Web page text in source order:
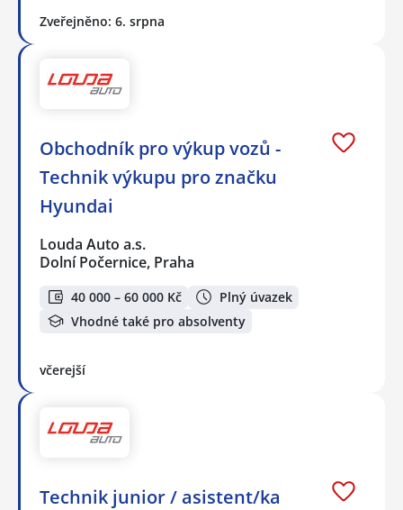
Zveřejněno: 6. srpna
Obchodník pro výkup vozů -
Technik výkupu pro značku
Hyundai
Louda Auto a.s.
Dolní Počernice, Praha
40 000 – 60 000 Kč
Plný úvazek
Vhodné také pro absolventy
včerejší
Technik junior / asistent/ka